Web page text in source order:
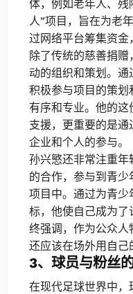
体，例如老年人、残
人”项目，旨在为老
过网络平台筹集资金
除了传统的慈善捐
动的组织和策划。
积极参与项目的策划
有序和专业。他的这
支援，更重要的是
企业和个人的参与。
孙兴慜还非常注重
的合作，参与到青
项目中。通过为青少
标，他使自己成为
终强调，作为公众人
还应该在场外用自己
3、球员与粉丝
在现代足球世界中